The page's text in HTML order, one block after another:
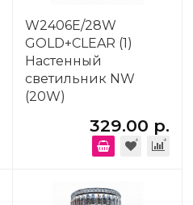
W2406E/28W
GOLD+CLEAR (1)
Настенный
светильник NW
(20W)
329.00 р.